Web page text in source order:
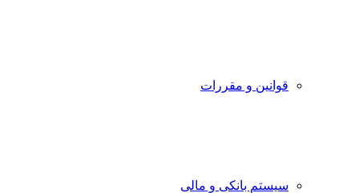
قوانین و مقررات
سیستم بانکی و مالی